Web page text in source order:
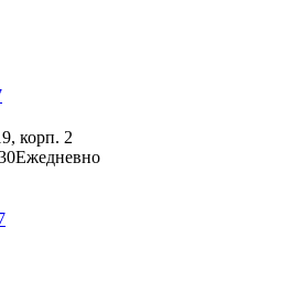
корп. 2
Ежедневно